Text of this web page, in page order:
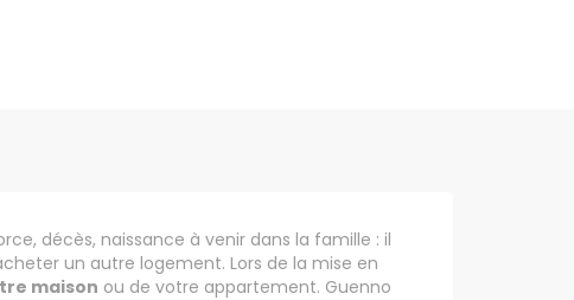
décès, naissance à venir dans la famille : il
un autre logement. Lors de la mise en
maison ou de votre appartement. Guenno